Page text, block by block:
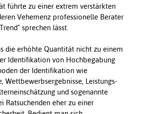
führte zu einer extrem verstärkten
Vehemenz professionelle Berater
sprechen lässt.
die erhöhte Quantität nicht zu einem
Identifikation von Hochbegabung
der Identifikation wie
Wettbewerbsergebnisse, Leistungs-
und sogenannte
Ratsuchenden eher zu einer